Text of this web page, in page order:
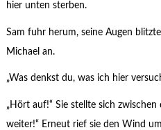
hier unten sterben.
Sam fuhr herum, seine Augen
Michael an.
„Was denkst du, was ich hier
„Hört auf!“ Sie stellte sich
weiter!“ Erneut rief sie den Wind